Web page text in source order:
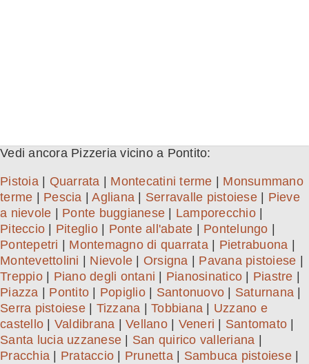
Vedi ancora Pizzeria vicino a Pontito:
Pistoia| Quarrata Montecatini terme
Monsummano
terme
Pescia |Agliana Serravalle pistoiese| Pieve
a nievole
Ponte buggianese Lamporecchio|
Piteccio
Piteglio| Ponte all'abate Pontelungo
Pontepetri
Montemagno di quarrata| Pietrabuona
Montevettolini
Nievole Orsigna Pavana pistoiese
Treppio| Piano degli ontani Pianosinatico Piastre
Piazza
Pontito Popiglio| Santonuovo Saturnana
Serra pistoiese| Tizzana Tobbiana
Uzzano e
castello
Valdibrana Vellano| Veneri Santomato
Santa lucia uzzanese
San quirico valleriana
Pracchia
Prataccio Prunetta| Sambuca pistoiese|